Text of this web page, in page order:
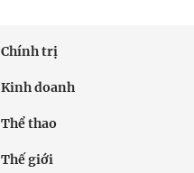
Chính trị
Kinh doanh
Thể thao
Thế giới